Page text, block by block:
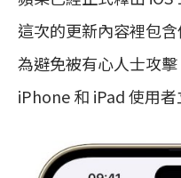
這次的更新內容裡包
為避免被有心人士攻
iPhone 和 iPad 使用者